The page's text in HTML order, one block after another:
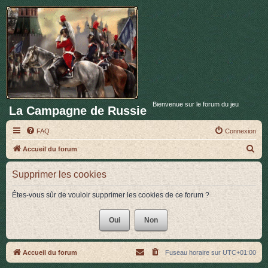
La Campagne de Russie Bienvenue sur le forum du jeu
FAQ Connexion
Accueil du forum
e
c
h
e
Supprimer les cookies
Êtes-vous sûr de vouloir supprimer les cookies de ce forum ?
Accueil du forum Fuseau horaire sur UTC+01:00